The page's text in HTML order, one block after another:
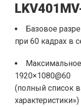
Базовое
при 60 кадрах в
1920×1080@60
(полный список
характеристики»)